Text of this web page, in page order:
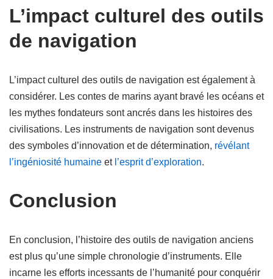
L’impact culturel des outils
de navigation
L’impact culturel des outils de navigation est également à
considérer. Les contes de marins ayant bravé les océans et
les mythes fondateurs sont ancrés dans les histoires des
civilisations. Les instruments de navigation sont devenus
des symboles d’innovation et de détermination, révélant
l’ingéniosité humaine et l’esprit d’exploration.
Conclusion
En conclusion, l’histoire des outils de navigation anciens
est plus qu’une simple chronologie d’instruments. Elle
incarne les efforts incessants de l’humanité pour conquérir